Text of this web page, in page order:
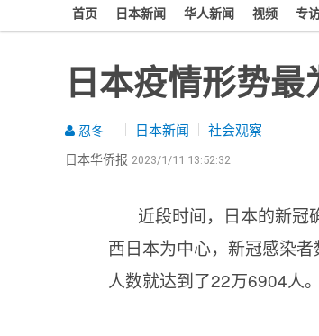
首页 日本新闻 华人新闻 视频 专
日本疫情形势最
忍冬 日本新闻 社会观察
日本华侨报 2023/1/11 13:52:32
近段时间，日本的新冠
西日本为中心，新冠感染
人数就达到了22万6904人。